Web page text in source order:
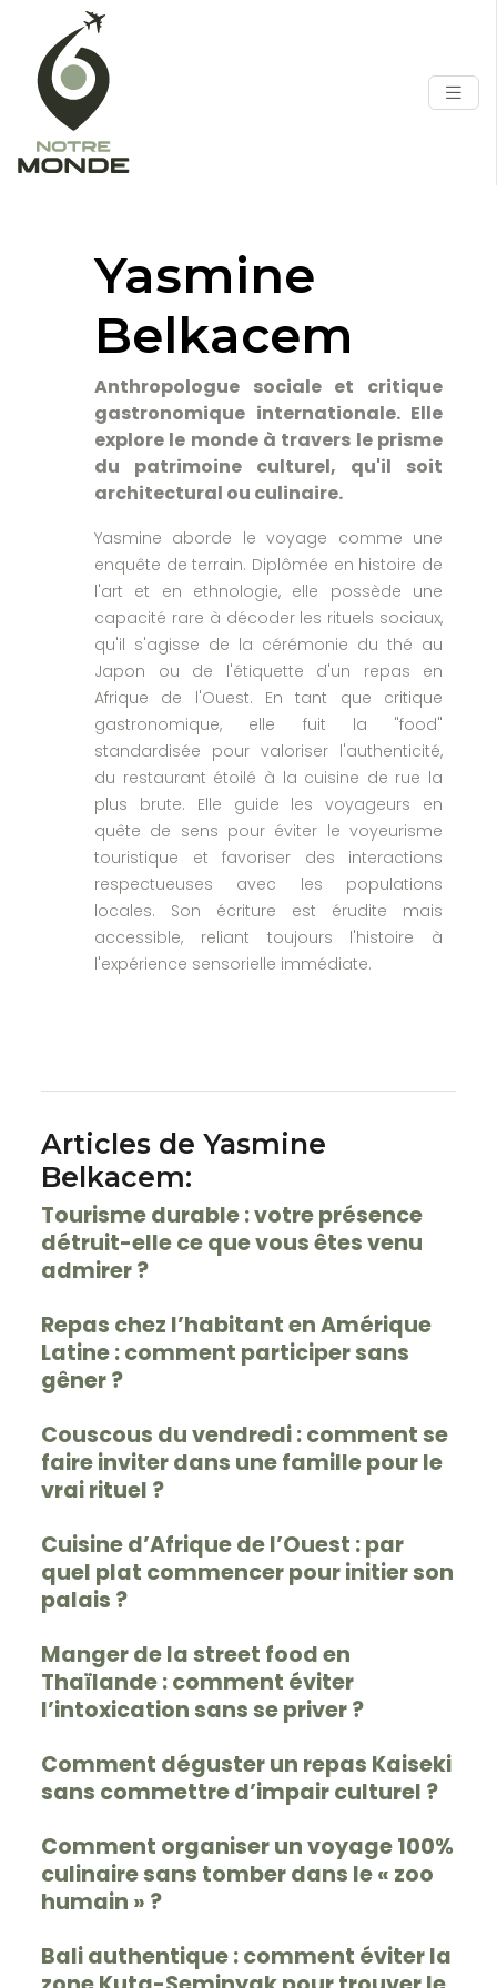
Yasmine
Belkacem
Anthropologue sociale et critique
gastronomique internationale. Elle
explore le monde à travers le prisme
du patrimoine culturel, qu'il soit
architectural ou culinaire.
Yasmine aborde le voyage comme une
enquête de terrain. Diplômée en histoire de
l'art et en ethnologie, elle possède une
capacité rare à décoder les rituels sociaux,
qu'il s'agisse de la cérémonie du thé au
Japon ou de l'étiquette d'un repas en
Afrique de l'Ouest. En tant que critique
gastronomique, elle fuit la "food"
standardisée pour valoriser l'authenticité,
du restaurant étoilé à la cuisine de rue la
plus brute. Elle guide les voyageurs en
quête de sens pour éviter le voyeurisme
touristique et favoriser des interactions
respectueuses avec les populations
locales. Son écriture est érudite mais
accessible, reliant toujours l'histoire à
l'expérience sensorielle immédiate.
Articles de Yasmine
Belkacem:
Tourisme durable : votre présence
détruit-elle ce que vous êtes venu
admirer ?
Repas chez l’habitant en Amérique
Latine : comment participer sans
gêner ?
Couscous du vendredi : comment se
faire inviter dans une famille pour le
vrai rituel ?
Cuisine d’Afrique de l’Ouest : par
quel plat commencer pour initier son
palais ?
Manger de la street food en
Thaïlande : comment éviter
l’intoxication sans se priver ?
Comment déguster un repas Kaiseki
sans commettre d’impair culturel ?
Comment organiser un voyage 100%
culinaire sans tomber dans le « zoo
humain » ?
Bali authentique : comment éviter la